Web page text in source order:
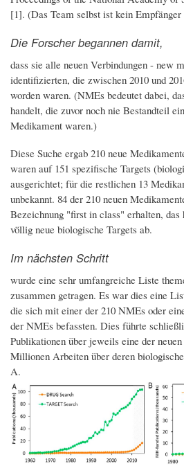
[1]. (Das Team selbst ist kein
Die Forscher begannen damit,
dass sie alle neuen Verbindungen - new
identifizierten, die zwischen 2010 und
worden waren. (NMEs bedeutet dabei,
handelt, die zuvor noch nie Bestandteil
Medikament waren.)
Diese Suche ergab 210 neue
waren auf 151 spezifische Targets
ausgerichtet; für die restlichen 13
unbekannt. 84 der 210 neuen
Bezeichnung "first in class" erhalten,
völlig neue biologische Targets ab.
Im nächsten Schritt
wurde eine sehr umfangreiche Liste
zusammen getragen. Es war dies eine
die sich mit einer der 210 NMEs oder
der NMEs befassten. Dies führte
Publikationen über jeweils eine der
Millionen Arbeiten über deren
A.